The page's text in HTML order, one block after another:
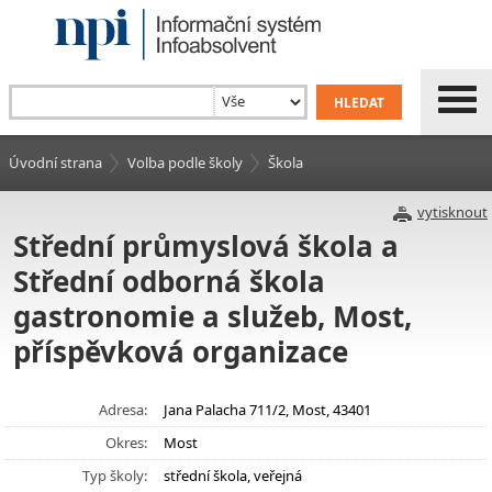
Úvodní strana Volba podle školy Škola
vytisknout
Střední průmyslová škola a
Střední odborná škola
gastronomie a služeb, Most,
příspěvková organizace
Adresa:
Jana Palacha 711/2, Most, 43401
Okres:
Most
Typ školy:
střední škola, veřejná